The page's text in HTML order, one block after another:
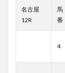
名古屋
12R
馬
番
4